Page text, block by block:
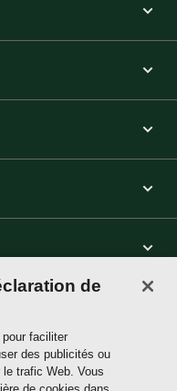
de
faciliter
des publicités ou
trafic Web. Vous